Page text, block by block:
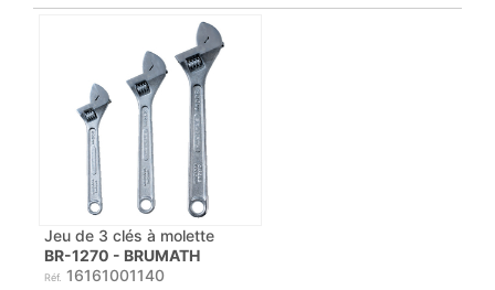
Jeu de 3 clés à molette
BR-1270 - BRUMATH
Réf. 16161001140